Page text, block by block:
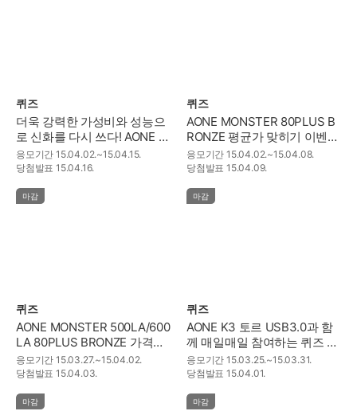
퀴즈
더욱 강력한 가성비와 성능으
로 신화를 다시 쓰다! AONE K
3 토르 퀴즈~!
응모기간 15.04.02.~15.04.15.
당첨발표 15.04.16.
퀴즈
AONE MONSTER 80PLUS B
RONZE 평균가 맞히기 이벤트
~!
응모기간 15.04.02.~15.04.08.
당첨발표 15.04.09.
마감
퀴즈
AONE MONSTER 500LA/600
LA 80PLUS BRONZE 가격합
계 맞히기 이벤트!
응모기간 15.03.27.~15.04.02.
당첨발표 15.04.03.
마감
퀴즈
AONE K3 토르 USB3.0과 함
께 매일매일 참여하는 퀴즈 이
벤트~!
응모기간 15.03.25.~15.03.31.
당첨발표 15.04.01.
마감 마감